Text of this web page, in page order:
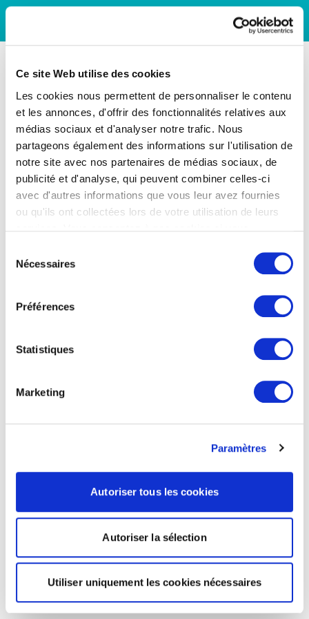
Ce site Web utilise des cookies
Les cookies nous permettent de personnaliser le contenu
et les annonces, d'offrir des fonctionnalités relatives aux
médias sociaux et d'analyser notre trafic. Nous
partageons également des informations sur l'utilisation de
notre site avec nos partenaires de médias sociaux, de
publicité et d'analyse, qui peuvent combiner celles-ci
avec d'autres informations que vous leur avez fournies
ou qu'ils ont collectées lors de votre utilisation de leurs
Nécessaires
Préférences
Statistiques
Marketing
Paramètres
Autoriser tous les cookies
Autoriser la sélection
Utiliser uniquement les cookies nécessaires